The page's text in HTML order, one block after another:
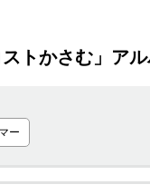
ストかさむ」ア
ー